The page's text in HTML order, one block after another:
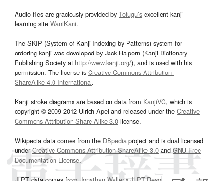
Audio files are graciously provided by Tofugu’s excellent kanji
learning site WaniKani.
The SKIP (System of Kanji Indexing by Patterns) system for
ordering kanji was developed by Jack Halpern (Kanji Dictionary
Publishing Society at http://www.kanji.org/), and is used with his
permission. The license is Creative Commons Attribution-
ShareAlike 4.0 International.
Kanji stroke diagrams are based on data from KanjiVG, which is
copyright © 2009-2012 Ulrich Apel and released under the Creative
Commons Attribution-Share Alike 3.0 license.
Wikipedia data comes from the DBpedia project and is dual licensed
underCreative Commons Attribution-ShareAlike 3.0and GNU Free
Documentation License.